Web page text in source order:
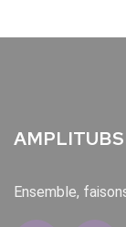
AMPLITUBS
Ensemble,